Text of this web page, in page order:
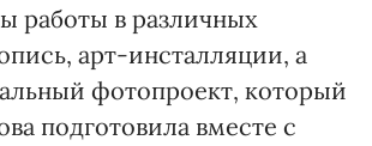
работы в различных
арт-инсталляции, а
фотопроект, который
подготовила вместе с